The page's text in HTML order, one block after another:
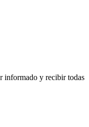
informado y recibir todas